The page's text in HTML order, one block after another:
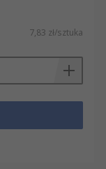
7,83 zł/sztuka